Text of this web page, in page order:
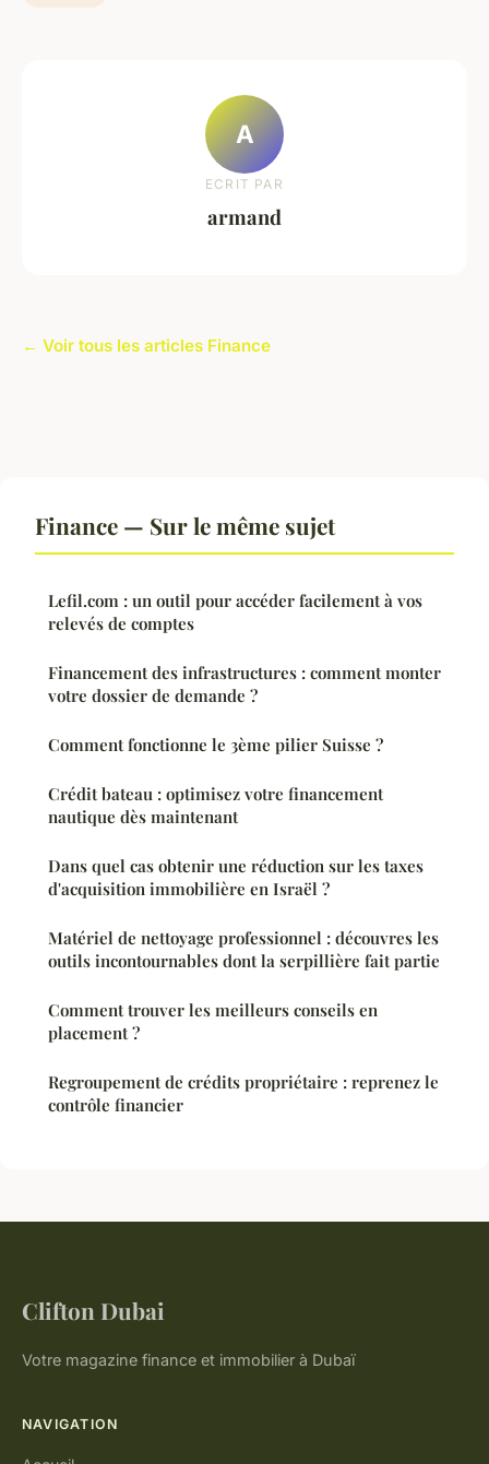
A
ECRIT PAR
armand
← Voir tous les articles Finance
Finance — Sur le même sujet
Lefil.com : un outil pour accéder facilement à vos
relevés de comptes
Financement des infrastructures : comment monter
votre dossier de demande ?
Comment fonctionne le 3ème pilier Suisse ?
Crédit bateau : optimisez votre financement
nautique dès maintenant
Dans quel cas obtenir une réduction sur les taxes
d'acquisition immobilière en Israël ?
Matériel de nettoyage professionnel : découvres les
outils incontournables dont la serpillière fait partie
Comment trouver les meilleurs conseils en
placement ?
Regroupement de crédits propriétaire : reprenez le
contrôle financier
Clifton Dubai
Votre magazine finance et immobilier à Dubaï
NAVIGATION